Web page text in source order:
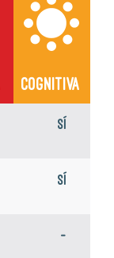
COGNITIVA
Sí
Sí
-